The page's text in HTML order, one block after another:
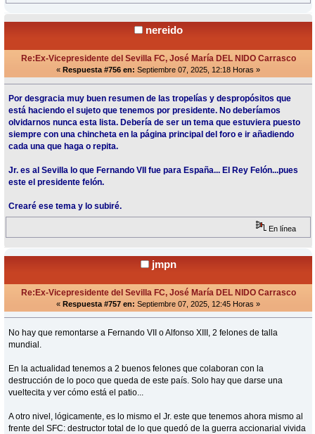
nereido
Re:Ex-Vicepresidente del Sevilla FC, José María DEL NIDO Carrasco
« Respuesta #756 en: Septiembre 07, 2025, 12:18 Horas »
Por desgracia muy buen resumen de las tropelías y despropósitos que
está haciendo el sujeto que tenemos por presidente. No deberíamos
olvidarnos nunca esta lista. Debería de ser un tema que estuviera puesto
siempre con una chincheta en la página principal del foro e ir añadiendo
cada una que haga o repita.
Jr. es al Sevilla lo que Fernando VII fue para España... El Rey Felón...pues
este el presidente felón.
Crearé ese tema y lo subiré.
En línea
jmpn
Re:Ex-Vicepresidente del Sevilla FC, José María DEL NIDO Carrasco
« Respuesta #757 en: Septiembre 07, 2025, 12:45 Horas »
No hay que remontarse a Fernando VII o Alfonso XIII, 2 felones de talla
mundial.
En la actualidad tenemos a 2 buenos felones que colaboran con la
destrucción de lo poco que queda de este país. Solo hay que darse una
vueltecita y ver cómo está el patio...
A otro nivel, lógicamente, es lo mismo el Jr. este que tenemos ahora mismo al
frente del SFC: destructor total de lo que quedó de la guerra accionarial vivida